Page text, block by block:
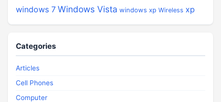
windows 7 Windows Vista windows xp Wireless xp
Categories
Articles
Cell Phones
Computer